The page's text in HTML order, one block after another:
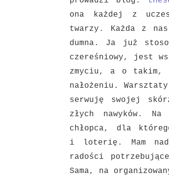
ona każdej z
twarzy. Każda z
dumna. Ja już
czereśniowy, jest
zmyciu, a o takim,
nałożeniu.
serwuję swojej
złych nawyków. Na
chłopca, dla
i
loterię. Mam
radości
Sama, na